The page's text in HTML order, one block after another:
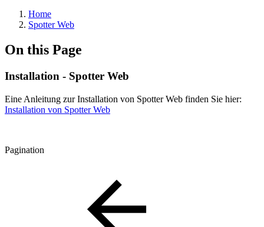
Home
Spotter Web
On this Page
Installation - Spotter Web
Eine Anleitung zur Installation von Spotter Web finden Sie hier:
Installation von Spotter Web
Pagination